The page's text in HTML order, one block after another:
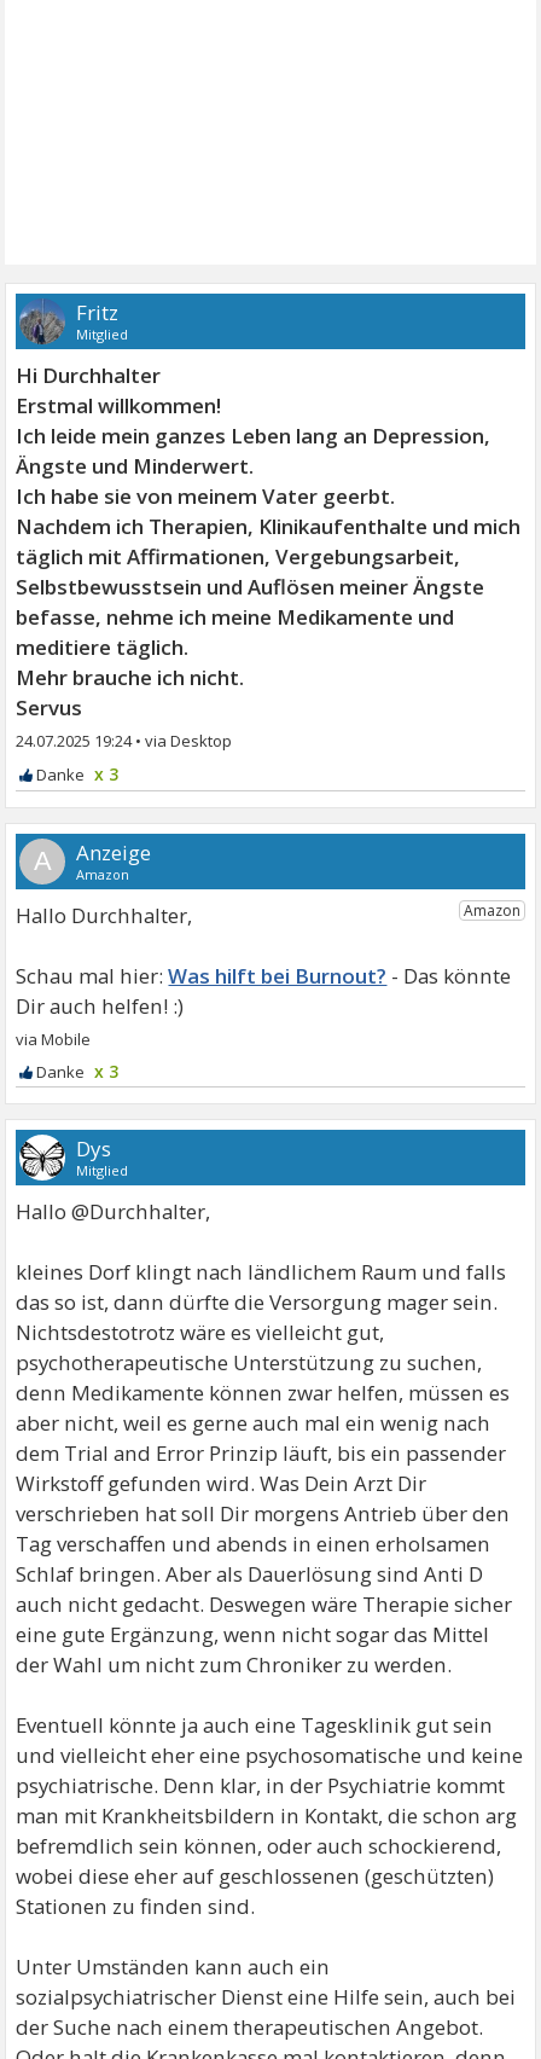
Fritz
Mitglied
Hi Durchhalter
Erstmal willkommen!
Ich leide mein ganzes Leben lang an Depression,
Ängste und Minderwert.
Ich habe sie von meinem Vater geerbt.
Nachdem ich Therapien, Klinikaufenthalte und mich
täglich mit Affirmationen, Vergebungsarbeit,
Selbstbewusstsein und Auflösen meiner Ängste
befasse, nehme ich meine Medikamente und
meditiere täglich.
Mehr brauche ich nicht.
Servus
24.07.2025 19:24•
x 3
A
Hallo Durchhalter,
Was hilft bei Burnout?
x 3
Dys
Mitglied
Hallo @Durchhalter,
kleines Dorf klingt nach ländlichem Raum und falls
das so ist, dann dürfte die Versorgung mager sein.
Nichtsdestotrotz wäre es vielleicht gut,
psychotherapeutische Unterstützung zu suchen,
denn Medikamente können zwar helfen, müssen es
aber nicht, weil es gerne auch mal ein wenig nach
dem Trial and Error Prinzip läuft, bis ein passender
Wirkstoff gefunden wird. Was Dein Arzt Dir
verschrieben hat soll Dir morgens Antrieb über den
Tag verschaffen und abends in einen erholsamen
Schlaf bringen. Aber als Dauerlösung sind Anti D
auch nicht gedacht. Deswegen wäre Therapie sicher
eine gute Ergänzung, wenn nicht sogar das Mittel
der Wahl um nicht zum Chroniker zu werden.
Eventuell könnte ja auch eine Tagesklinik gut sein
und vielleicht eher eine psychosomatische und keine
psychiatrische. Denn klar, in der Psychiatrie kommt
man mit Krankheitsbildern in Kontakt, die schon arg
befremdlich sein können, oder auch schockierend,
wobei diese eher auf geschlossenen (geschützten)
Stationen zu finden sind.
Unter Umständen kann auch ein
sozialpsychiatrischer Dienst eine Hilfe sein, auch bei
der Suche nach einem therapeutischen Angebot.